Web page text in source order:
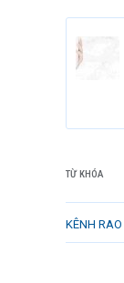
TỪ KHÓA
KÊNH RAO